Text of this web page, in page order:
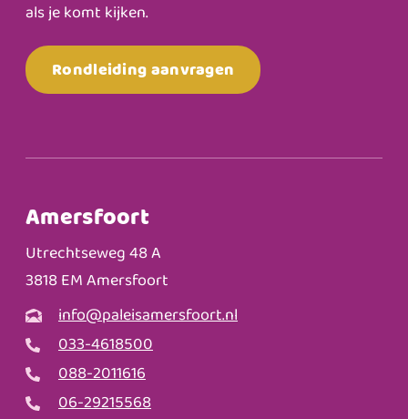
als je komt kijken.
Rondleiding aanvragen
Amersfoort
Utrechtseweg 48 A
3818 EM Amersfoort
info@paleisamersfoort.nl
033-4618500
088-2011616
06-29215568